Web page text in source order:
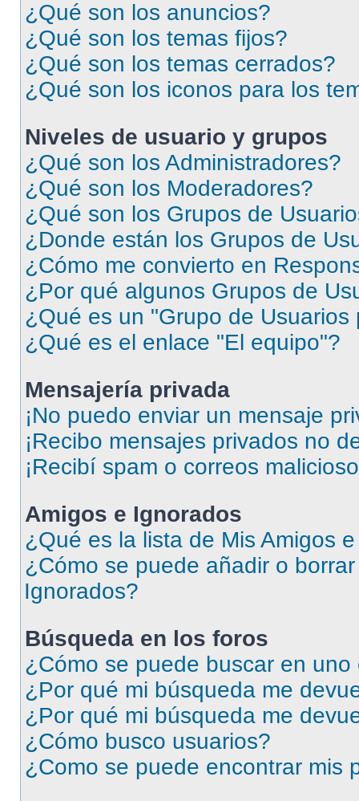
¿Qué son los anuncios?
¿Qué son los temas fijos?
¿Qué son los temas cerrados?
¿Qué son los iconos para los
Niveles de usuario y grupos
¿Qué son los Administradores?
¿Qué son los Moderadores?
¿Qué son los Grupos de
¿Donde están los Grupos de
¿Cómo me convierto en
¿Por qué algunos Grupos de
¿Qué es un "Grupo de Usuarios
¿Qué es el enlace "El equipo"?
Mensajería privada
¡No puedo enviar un mensaje
¡Recibo mensajes privados no
¡Recibí spam o correos
Amigos e Ignorados
¿Qué es la lista de Mis Amigos
¿Cómo se puede añadir o
Ignorados?
Búsqueda en los foros
¿Cómo se puede buscar en uno
¿Por qué mi búsqueda me
¿Por qué mi búsqueda me
¿Cómo busco usuarios?
¿Como se puede encontrar mis